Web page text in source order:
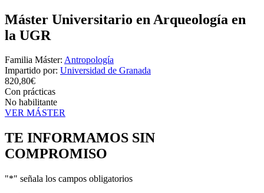
Máster Universitario en Arqueología en
la UGR
Familia Máster: Antropología
Impartido por: Universidad de Granada
820,80€
Con prácticas
No habilitante
VER MÁSTER
TE INFORMAMOS SIN
COMPROMISO
"*" señala los campos obligatorios